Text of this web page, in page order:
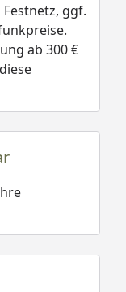
ggf.
ab 300 €